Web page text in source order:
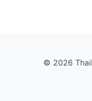
© 2026